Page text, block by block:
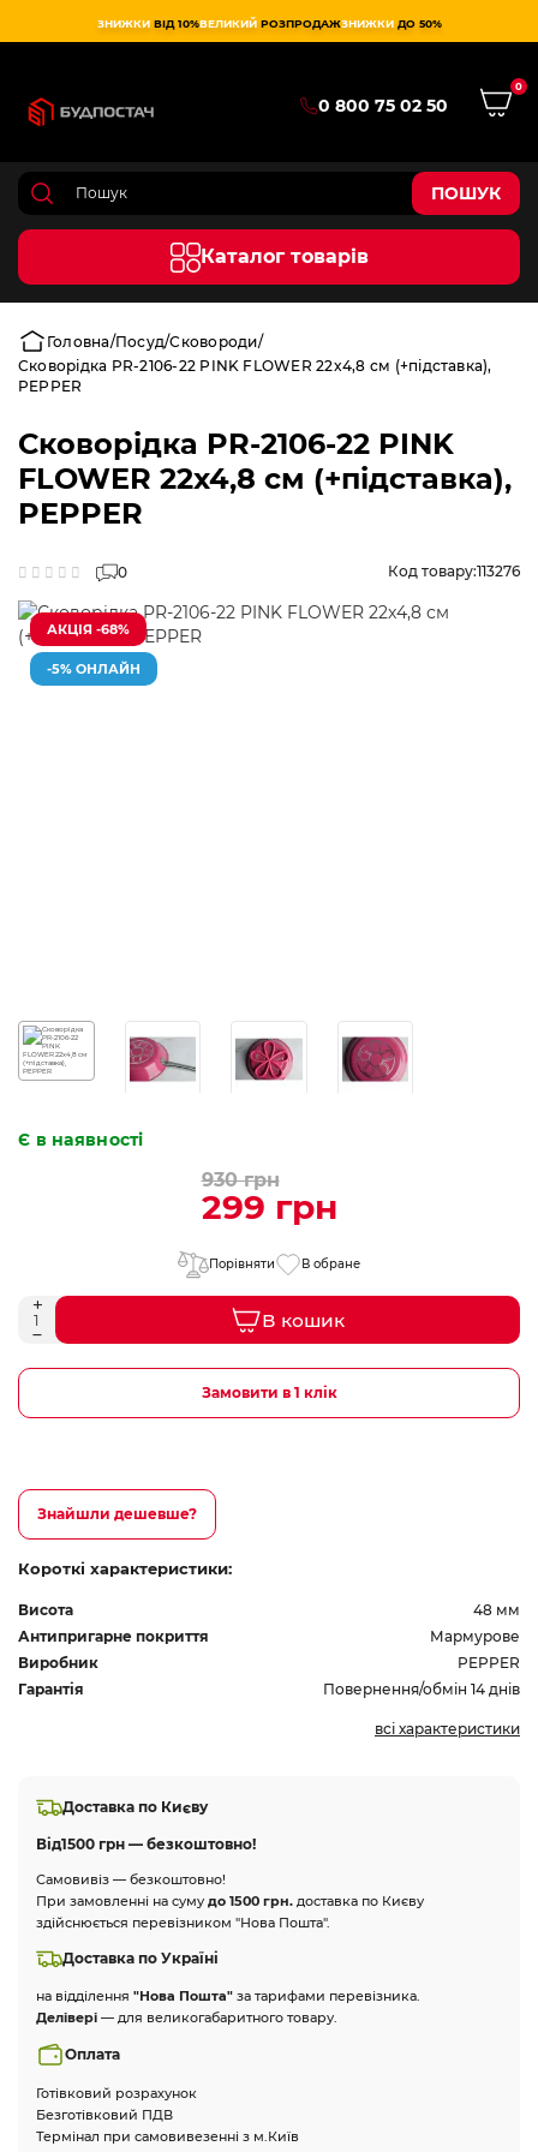
ЗНИЖКИ ВІД 10%ВЕЛИКИЙ РОЗПРОДАЖЗНИЖКИ ДО 50%
0 800 75 02 50
0
ПОШУК
Каталог товарів
Головна Посуд Сковороди
Сковорідка PR-2106-22 PINK FLOWER 22x4,8 см (+підставка),
PEPPER
Сковорідка PR-2106-22 PINK
FLOWER 22x4,8 см (+підставка),
PEPPER
0 Код товару:113276
АКЦІЯ -68%
-5% ОНЛАЙН
Є в наявності
930 грн
299 грн
Порівняти В обране
В кошик
Замовити в 1 клік
Знайшли дешевше?
Короткі характеристики:
Висота
48 мм
Антипригарне покриття
Мармурове
Виробник
PEPPER
Гарантія
Повернення/обмін 14 днів
всі характеристики
Доставка по Києву
Від1500 грн — безкоштовно!
Самовивіз — безкоштовно!
При замовленні на суму до 1500 грн. доставка по Києву
здійснюється перевізником "Нова Пошта".
Доставка по Україні
на відділення "Нова Пошта" за тарифами перевізника.
Делівері — для великогабаритного товару.
Оплата
Готівковий розрахунок
Безготівковий ПДВ
Термінал при самовивезенні з м.Київ